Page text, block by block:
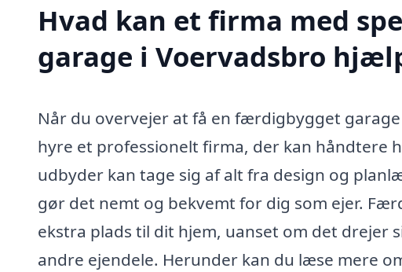
Hvad kan et firma med
garage i Voervadsbro
Når du overvejer at få en færdigbygget
hyre et professionelt firma, der kan håndtere
udbyder kan tage sig af alt fra design og
gør det nemt og bekvemt for dig som ejer.
ekstra plads til dit hjem, uanset om det
andre ejendele. Herunder kan du læse mere